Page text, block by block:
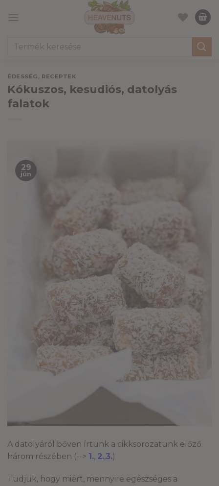
Keresés
ÉDESSÉG , RECEPTEK
Kókuszos, kesudiós, datolyás
falatok
29
jún
A datolyáról bőven írtunk a cikksorozatunk előző
három részében (--> 1., 2.,3.)
Tudjuk, hogy miért, mennyire egészséges a